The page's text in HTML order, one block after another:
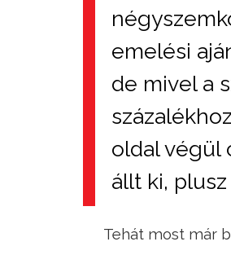
emelési
de mivel a
oldal végül
állt ki,
Tehát most már